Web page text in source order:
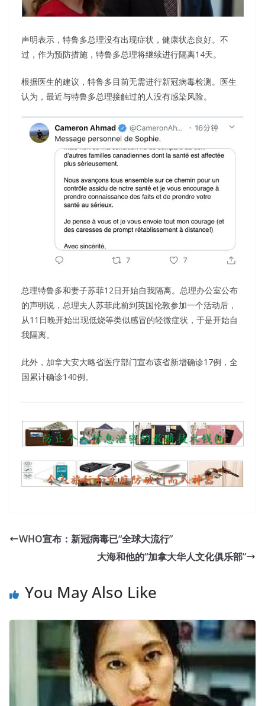
声明表示，特鲁多总理没有出现症状，健康状态良好。不
过，作为预防措施，特鲁多总理将继续进行隔离14天。
根据医生的建议，特鲁多目前无需进行新冠病毒检测。医生
认为，最近与特鲁多总理接触过的人没有感染风险。
总理特鲁多和妻子苏菲12日开始自我隔离。总理办公室公布
的声明说，总理夫人苏菲此前到英国伦敦参加一个活动后，
从11日晚开始出现低烧等类似感冒的轻微症状，于是开始自
我隔离。
此外，加拿大安大略省医疗部门宣布该省新增确诊17例，全
国累计确诊140例。
WHO宣布：新冠病毒已“全球大流行”
大海和他的“加拿大华人文化俱乐部”
You May Also Like